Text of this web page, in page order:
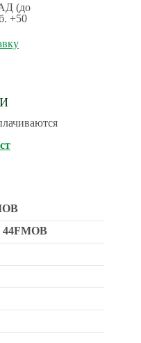
(до
+50
44FMOB